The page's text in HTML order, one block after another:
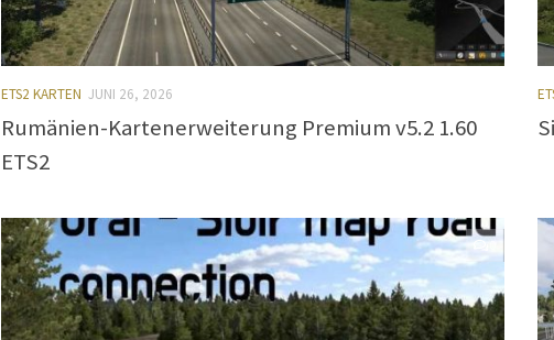
ETS2 KARTEN JUNI 26, 2026
Rumänien-Kartenerweiterung Premium v5.2 1.60
ETS2
0